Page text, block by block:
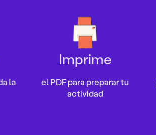
la
Imprime
el PDF para preparar tu
actividad